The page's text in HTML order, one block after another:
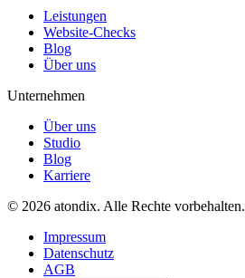
Leistungen
Website-Checks
Blog
Über uns
Unternehmen
Über uns
Studio
Blog
Karriere
© 2026 atondix. Alle Rechte vorbehalten.
Impressum
Datenschutz
AGB